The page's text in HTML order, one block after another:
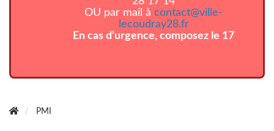
OU par mail àcontact@ville-
lecoudray28.fr
En cas d’urgence, composez le 17
PMI